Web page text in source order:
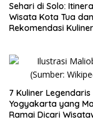
Sehari di Solo:
Wisata Kota Tua dan
Rekomendasi
7 Kuliner Legendaris
Yogyakarta yang
Ramai Dicari